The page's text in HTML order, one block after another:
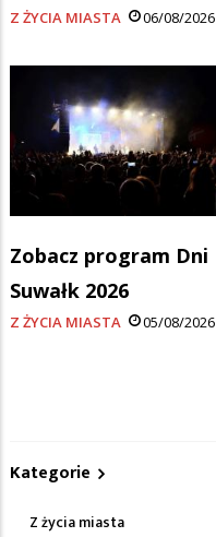
Z ŻYCIA MIASTA 06/08/2026
Zobacz program Dni
Suwałk 2026
Z ŻYCIA MIASTA 05/08/2026
Kategorie
Z życia miasta